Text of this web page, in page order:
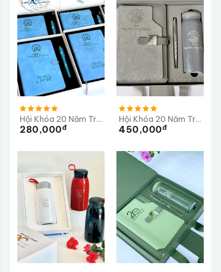
Hội Khóa 20 Năm Trường THPT Chuyên Lê Khiết
280,000Đ
Hội Khóa 20 Năm Trường THPT Huỳnh Thúc Kháng
450,000Đ